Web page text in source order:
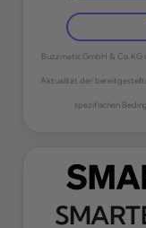
Buzzmatic GmbH & Co.
Aktualität der
spezifischen